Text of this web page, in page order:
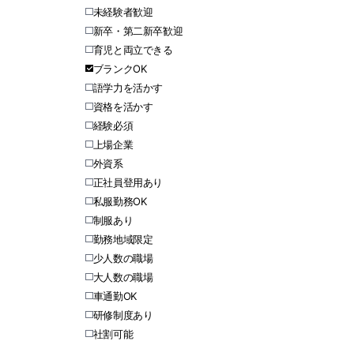
未経験者歓迎
新卒・第二新卒歓迎
育児と両立できる
ブランクOK
語学力を活かす
資格を活かす
経験必須
上場企業
外資系
正社員登用あり
私服勤務OK
制服あり
勤務地域限定
少人数の職場
大人数の職場
車通勤OK
研修制度あり
社割可能